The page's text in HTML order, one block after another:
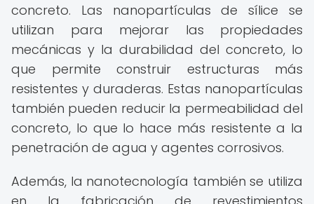
concreto. Las nanopartículas de sílice se
utilizan para mejorar las propiedades
mecánicas y la durabilidad del concreto, lo
que permite construir estructuras más
resistentes y duraderas. Estas nanopartículas
también pueden reducir la permeabilidad del
concreto, lo que lo hace más resistente a la
penetración de agua y agentes corrosivos.
Además, la nanotecnología también se utiliza